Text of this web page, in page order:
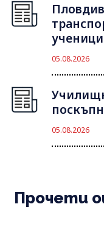
05.08.2026
05.08.2026
Прочети